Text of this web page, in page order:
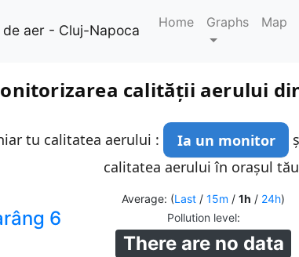
de aer - Cluj-Napoca Home Graphs Map
calității aerului
tu calitatea aerului : Ia un monitor
calitatea aerului în orașul
Average: (Last / 15m / 1h / 24h)
6 Pollution level:
There are no data